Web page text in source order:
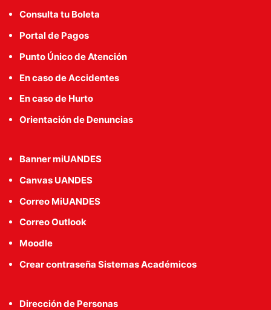
Consulta tu Boleta
Portal de Pagos
Punto Único de Atención
En caso de Accidentes
En caso de Hurto
Orientación de Denuncias
Banner miUANDES
Canvas UANDES
Correo MiUANDES
Correo Outlook
Moodle
Crear contraseña Sistemas Académicos
Dirección de Personas